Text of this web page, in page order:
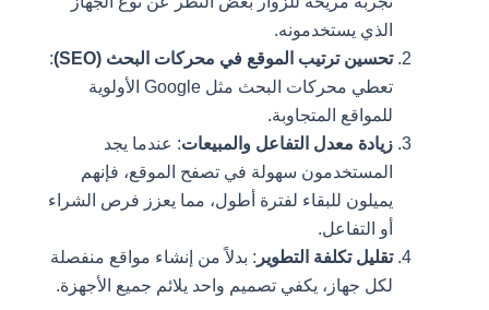
الذي يستخدمونه.
تحسين ترتيب الموقع في محركات البحث (SEO)
تعطي محركات البحث مثل Google الأولوية
للمواقع المتجاوبة.
زيادة معدل التفاعل والمبيعات: عندما يجد
المستخدمون سهولة في تصفح الموقع، فإنهم
يميلون للبقاء لفترة أطول، مما يعزز فرص الشراء
أو التفاعل.
تقليل تكلفة التطوير: بدلاً من إنشاء مواقع منفصلة
لكل جهاز، يكفي تصميم واحد يلائم جميع الأجهزة.